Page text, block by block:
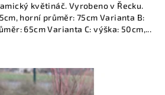
květináč. Vyrobeno v Řecku.
horní průměr: 75cm Varianta B:
65cm Varianta C: výška: 50cm,...